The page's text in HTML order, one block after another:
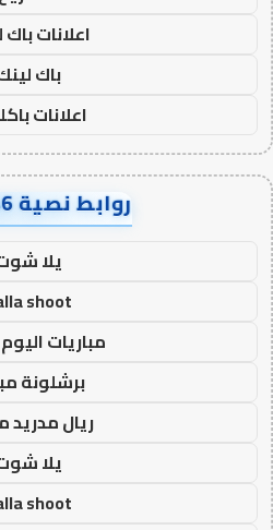
اعلانات
باك
اعلانات
روابط نصية AA98746
يلا
shoot
مباريات
برشلونة
ريال مدريد
يلا
shoot